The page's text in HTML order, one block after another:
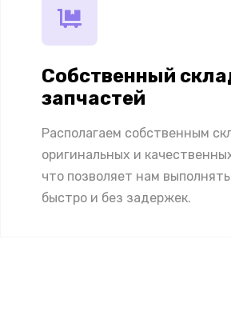
Собственный
запчастей
Располагаем собственным
оригинальных и
что позволяет нам
быстро и без задержек.